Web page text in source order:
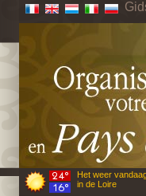
Het weer
in de Loire